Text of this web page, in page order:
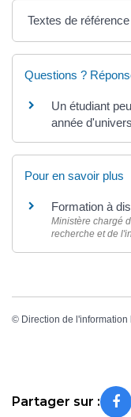
Textes de référence
Questions ?
Un étudiant
année
Pour en savoir plus
Formation à
Ministère chargé
recherche et de
© Direction de
Partager sur :